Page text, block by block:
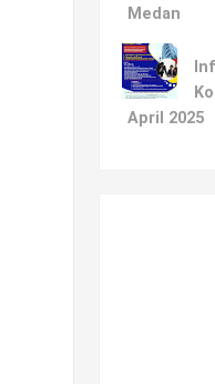
Medan
April 2025